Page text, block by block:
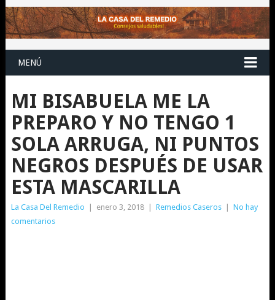
MENÚ
MI BISABUELA ME LA
PREPARO Y NO TENGO 1
SOLA ARRUGA, NI PUNTOS
NEGROS DESPUÉS DE USAR
ESTA MASCARILLA
La Casa Del Remedio enero 3, 2018 Remedios Caseros
No hay
comentarios